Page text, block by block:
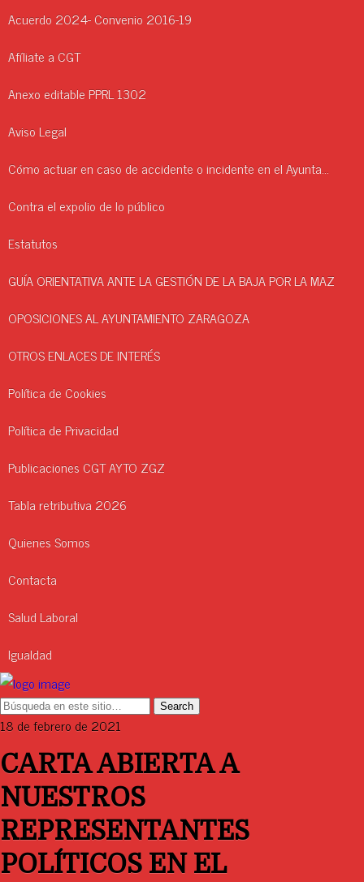
Acuerdo 2024- Convenio 2016-19
Afíliate a CGT
Anexo editable PPRL 1302
Aviso Legal
Cómo actuar en caso de accidente o incidente en el Ayuntamiento.
Contra el expolio de lo público
Estatutos
GUÍA ORIENTATIVA ANTE LA GESTIÓN DE LA BAJA POR LA MAZ
OPOSICIONES AL AYUNTAMIENTO ZARAGOZA
OTROS ENLACES DE INTERÉS
Política de Cookies
Política de Privacidad
Publicaciones CGT AYTO ZGZ
Tabla retributiva 2026
Quienes Somos
Contacta
Salud Laboral
Igualdad
18 de febrero de 2021
CARTA ABIERTA A
NUESTROS
REPRESENTANTES
POLÍTICOS EN EL